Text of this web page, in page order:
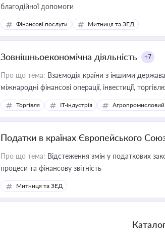
благодійної допомоги
Фінансові послуги Митниця та ЗЕД
Зовнішньоекономічна діяльність +7
Про що тема: Взаємодія країни з іншими
міжнародні фінансові операції, інвестиції,
Торгівля IT-індустрія
Податки в країнах Європейського
Про що тема: Відстеження змін у податкових
процеси та фінансову звітність
Митниця та ЗЕД